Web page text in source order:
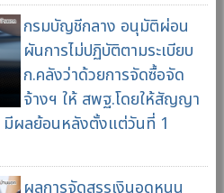
กรมบัญชีกลาง อนุมัติผ่อน
ผันการไม่ปฏิบัติตามระเบียบ
ก.คลังว่าด้วยการจัดซื้อจัด
จ้างฯ ให้ สพฐ.โดยให้สัญญา
ผลย้อนหลังตั้งแต่วันที่ 1
ผลการจัดสรรเงินอุดหนุน